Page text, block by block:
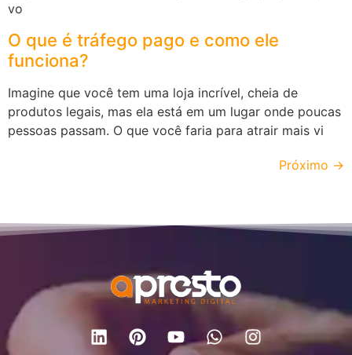
vo
O que é tráfego pago e como ele
funciona?
Imagine que você tem uma loja incrível, cheia de
produtos legais, mas ela está em um lugar onde poucas
pessoas passam. O que você faria para atrair mais vi
Próximo →